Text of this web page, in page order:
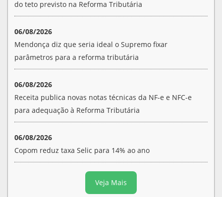
do teto previsto na Reforma Tributária
06/08/2026
Mendonça diz que seria ideal o Supremo fixar
parâmetros para a reforma tributária
06/08/2026
Receita publica novas notas técnicas da NF-e e NFC-e
para adequação à Reforma Tributária
06/08/2026
Copom reduz taxa Selic para 14% ao ano
Veja Mais